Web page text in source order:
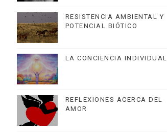
RESISTENCIA AMBIENTAL Y
POTENCIAL BIÓTICO
LA CONCIENCIA INDIVIDUAL
REFLEXIONES ACERCA DEL
AMOR